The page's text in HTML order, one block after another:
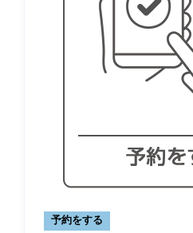
予約をする